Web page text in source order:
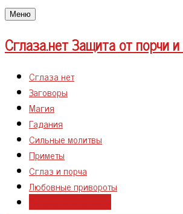
Меню
Сглаза.нетЗащита от порчи
Сглаза нет
Заговоры
Магия
Гадания
Сильные молитвы
Приметы
Сглаз и порча
Любовные привороты